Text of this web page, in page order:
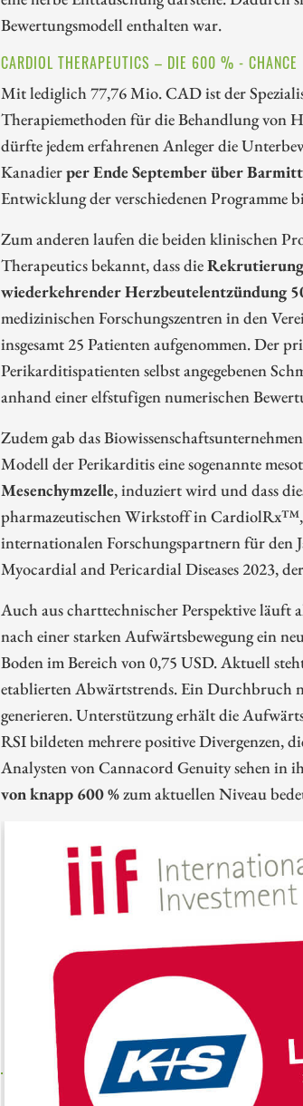
Bewertungsmodell enthalten war.
CARDIOL THERAPEUTICS – DIE 600 % - CHANCE
Mit lediglich 77,76 Mio. CAD ist der
Therapiemethoden für die Behandlung von
dürfte jedem erfahrenen Anleger die
Kanadierper Ende September über
Entwicklung der verschiedenen Programme
Zum anderen laufen die beiden klinischen
Therapeutics bekannt, dass die
wiederkehrender Herzbeutelentzündung
medizinischen Forschungszentren in den
insgesamt 25 Patienten aufgenommen. Der
Perikarditispatienten selbst angegebenen
anhand einer elfstufigen numerischen
Zudem gab das
Modell der Perikarditis eine sogenannte
Mesenchymzelle, induziert wird und dass
pharmazeutischen Wirkstoff in CardiolRx™,
internationalen Forschungspartnern für den
Myocardial and Pericardial Diseases 2023,
Auch aus charttechnischer Perspektive
nach einer starken Aufwärtsbewegung ein
Boden im Bereich von 0,75 USD. Aktuell
etablierten Abwärtstrends. Ein Durchbruch
generieren. Unterstützung erhält die
RSI bildeten mehrere positive Divergenzen,
Analysten von Cannacord Genuity sehen in
von knapp 600 %zum aktuellen Niveau